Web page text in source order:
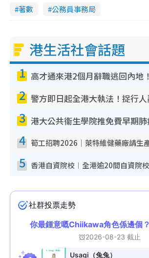
著數 公務員事務局
港生活社會話題
1
2
3
4
5